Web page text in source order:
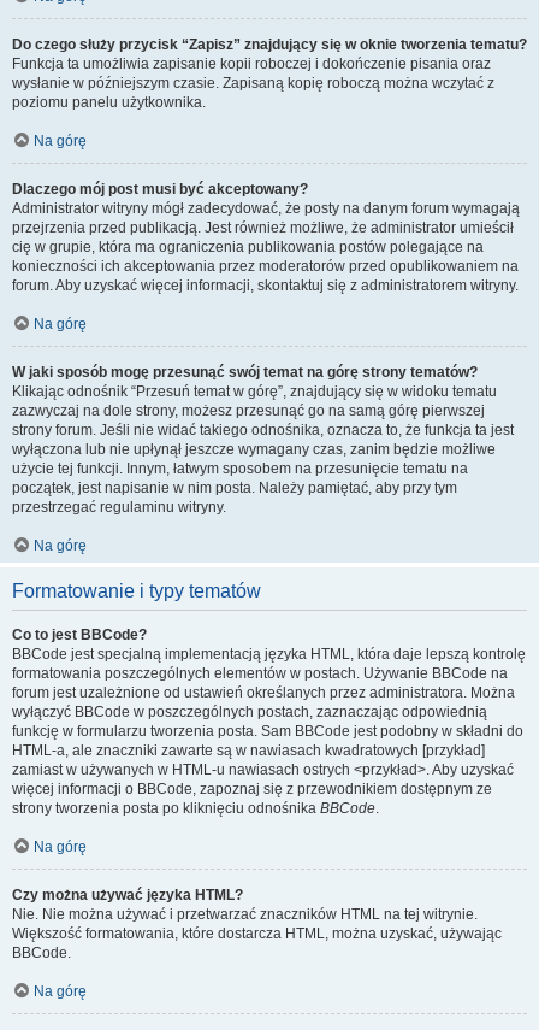
Do czego służy przycisk “Zapisz” znajdujący się w oknie tworzenia tematu?
Funkcja ta umożliwia zapisanie kopii roboczej i dokończenie pisania oraz
wysłanie w późniejszym czasie. Zapisaną kopię roboczą można wczytać z
poziomu panelu użytkownika.
Na górę
Dlaczego mój post musi być akceptowany?
Administrator witryny mógł zadecydować, że posty na danym forum wymagają
przejrzenia przed publikacją. Jest również możliwe, że administrator umieścił
cię w grupie, która ma ograniczenia publikowania postów polegające na
konieczności ich akceptowania przez moderatorów przed opublikowaniem na
forum. Aby uzyskać więcej informacji, skontaktuj się z administratorem witryny.
Na górę
W jaki sposób mogę przesunąć swój temat na górę strony tematów?
Klikając odnośnik “Przesuń temat w górę”, znajdujący się w widoku tematu
zazwyczaj na dole strony, możesz przesunąć go na samą górę pierwszej
strony forum. Jeśli nie widać takiego odnośnika, oznacza to, że funkcja ta jest
wyłączona lub nie upłynął jeszcze wymagany czas, zanim będzie możliwe
użycie tej funkcji. Innym, łatwym sposobem na przesunięcie tematu na
początek, jest napisanie w nim posta. Należy pamiętać, aby przy tym
przestrzegać regulaminu witryny.
Na górę
Formatowanie i typy tematów
Co to jest BBCode?
BBCode jest specjalną implementacją języka HTML, która daje lepszą kontrolę
formatowania poszczególnych elementów w postach. Używanie BBCode na
forum jest uzależnione od ustawień określanych przez administratora. Można
wyłączyć BBCode w poszczególnych postach, zaznaczając odpowiednią
funkcję w formularzu tworzenia posta. Sam BBCode jest podobny w składni do
HTML-a, ale znaczniki zawarte są w nawiasach kwadratowych [przykład]
zamiast w używanych w HTML-u nawiasach ostrych <przykład>. Aby uzyskać
więcej informacji o BBCode, zapoznaj się z przewodnikiem dostępnym ze
strony tworzenia posta po kliknięciu odnośnika BBCode.
Na górę
Czy można używać języka HTML?
Nie. Nie można używać i przetwarzać znaczników HTML na tej witrynie.
Większość formatowania, które dostarcza HTML, można uzyskać, używając
BBCode.
Na górę